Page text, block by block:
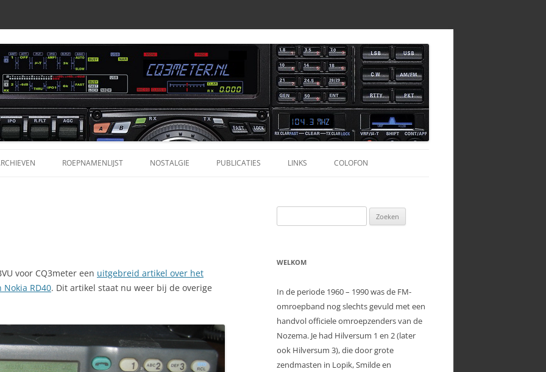
AUDIOBESTANDEN
ROEPNAMENLIJST NOSTALGIE
FOTO’S
REM EILAND
SCHEMA’S
PUBLICATIES
FREQUENTIELIJST
GSM ANTENNE ONTLEDEN
LINKS
DIVERSEN
RADIOAMATEUR HOMEPAGINA’S
TELECOM / HAM / ELEKTRONICA
INTERESSANTE LINKJES
COLOFON
voor CQ3meter een uitgebreid artikel over het
RD40. Dit artikel staat nu weer bij de overige
naar:
WELKOM
In de periode 1960 – 1990 was de FM-
omroepband nog slechts gevuld met een
handvol officiele omroepzenders van de
Nozema. Je had Hilversum 1 en 2 (later
ook Hilversum 3), die door grote
zendmasten in Lopik, Smilde en